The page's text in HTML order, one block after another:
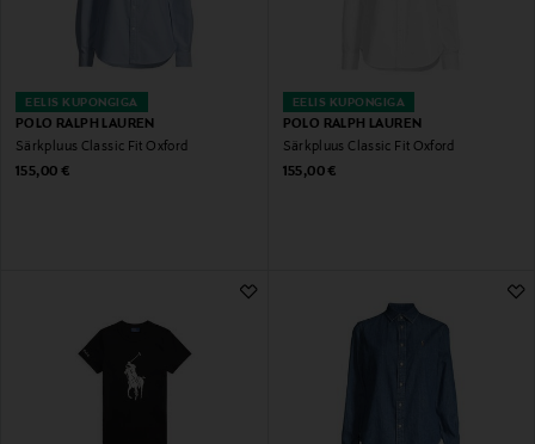
EELIS KUPONGIGA
POLO RALPH LAUREN
Särkpluus Classic Fit Oxford
Original Price
155,00 €
EELIS KUPONGIGA
POLO RALPH LAUREN
Särkpluus Classic Fit Oxford
Original Price
155,00 €